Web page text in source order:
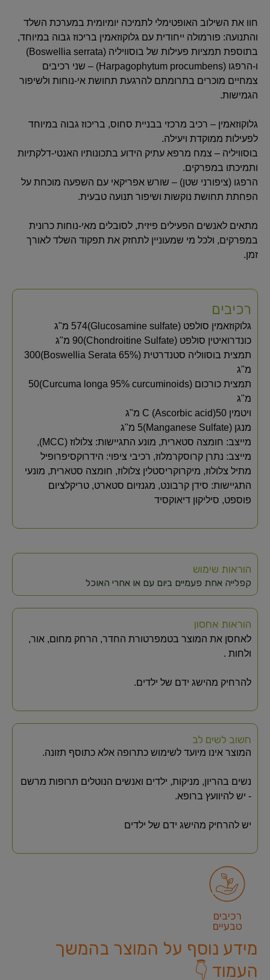
חוו את השילוב האופטימלי לתמיכה יומיומית במערכת השלד
והתנועה: פורמולה ייחודית עם גלוקוזאמין בריכוז גבוה במיוחד,
בתוספת תמציות פעילות של בוסוויליה (Boswellia serrata)
ו-הרפגו (Harpagophytum procumbens) – שני רכיבים
צמחיים מוכרים בתרומתם להרגעת תחושת אי-נוחות ולשיפור
הגמישות.
גלוקוזאמין – רכיב מרכזי בבניית סחוס, בריכוז גבוה במיוחד
לפעילות ממוקדת ויעילה.
בוסוויליה – צמח מרפא עתיק הידוע בתכונותיו האנטי-דלקתיות
ותמיכתו במפרקים.
הרפגו (ציפורני שטן) – שורש אפריקאי עם השפעה מוכחת על
הפחתת תחושת נוקשות ושיפור תנועה טבעית.
מתאים לאנשים הפעילים פיזית, לסובלים מאי-נוחות כרונית
במפרקים, ולכל מי שמעוניין לתחזק את תפקוד השלד לאורך
זמן.
רכיבים
גלוקוזאמין סולפט (Glucosamine sulfate)574 מ"ג
כונדרואיטין סולפט (Chondroitine Sulfate)90 מ"ג
תמצית בוסווליה סטנדרטית (Boswellia Serata 65%)300
מ"ג
תמצית כורכום (Curcuma longa 95% curcuminoids)50
מ"ג
ויטמין C (Ascorbic acid)50 מ"ג
מנגן (Manganese Sulfate)5 מ"ג
מייצב: חומצה סטארית, מונע התגיישות: צלולוז (MCC),
מייצב: נתרן קרוסקרמלוז, רכיבי ציפוי: הידרוקסיפרופיל
מתיל צלולוז, מיקרוקריסטלין צלולוז, חומצה סטארית, מונעי
התגיישות: סידן קרבונט, מגנזיום סטארט, טריקלציום
פוספט, סיליקון דיאוקסיד
הוראות שימוש
קפלייה אחת פעמיים ביום עם או אחרי האוכל
הוראות אחסון
לאחסן את המוצר בטמפרטורת החדר, הרחק מחום, אור,
ולחות .
להרחיק מהישג ידם של ילדים.
חשוב לשים לב
המוצר אינו מיועד לשימוש כתרופה אלא כתוסף תזונה.
נשים בהריון, מניקות, ילדים ואנשים הנוטלים תרופות מרשם
- יש להיוועץ ברופא.
יש להרחיק מהישג ידם של ילדים
רכיבים
טבעיים
מידע נוסף על המוצר בהמשך
העמוד 👇